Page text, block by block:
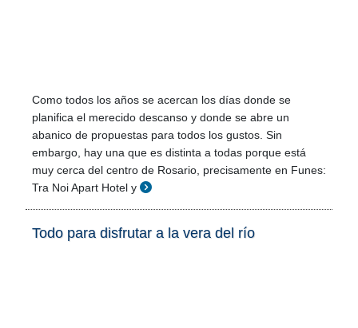
Como todos los años se acercan los días donde se
planifica el merecido descanso y donde se abre un
abanico de propuestas para todos los gustos. Sin
embargo, hay una que es distinta a todas porque está
muy cerca del centro de Rosario, precisamente en Funes:
Tra Noi Apart Hotel y
Todo para disfrutar a la vera del río